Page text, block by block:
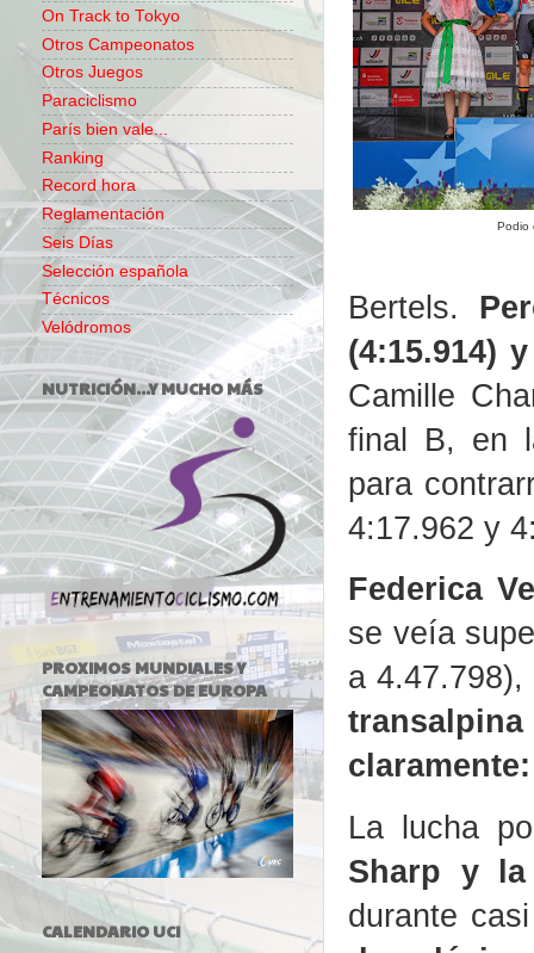
Podio
Bertels.
(4:15.914)
Camille
final B, en
para
4:17.962 y
Federica
se veía
a
claramente:
La lucha
Sharp y la
durante
On Track to Tokyo
Otros Campeonatos
Otros Juegos
Paraciclismo
París bien vale...
Ranking
Record hora
Reglamentación
Seis Días
Selección española
Técnicos
Velódromos
NUTRICIÓN...Y MUCHO MÁS
PROXIMOS MUNDIALES Y
CAMPEONATOS DE EUROPA
CALENDARIO UCI